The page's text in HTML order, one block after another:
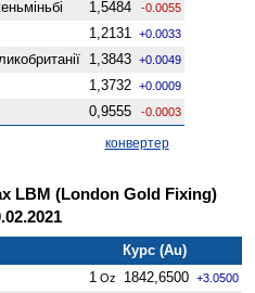
1,5484 -0.0055
1,2131 +0.0033
1,3843 +0.0049
1,3732 +0.0009
0,9555 -0.0003
конвертер
LBM (London Gold Fixing)
Курс (Au)
1 Oz 1842,6500 +3.0500